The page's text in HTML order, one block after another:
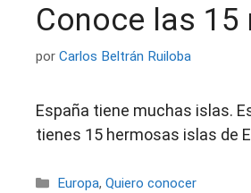
Conoce las 15
por Carlos Beltrán Ruiloba
España tiene muchas islas.
tienes 15 hermosas islas de
Categorías
Europa,Quiero conocer